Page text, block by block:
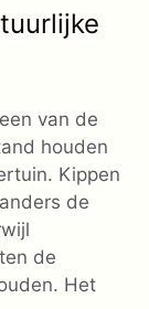
van de
houden
Kippen
de
de
Het